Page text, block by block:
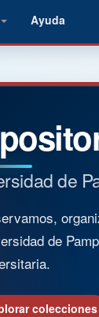
Ayuda
de
de
colecciones